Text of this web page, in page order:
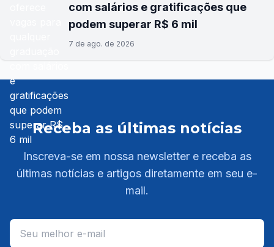
com salários e gratificações que
podem superar R$ 6 mil
7 de ago. de 2026
Receba as últimas notícias
Inscreva-se em nossa newsletter e receba as
últimas notícias e artigos diretamente em seu e-
mail.